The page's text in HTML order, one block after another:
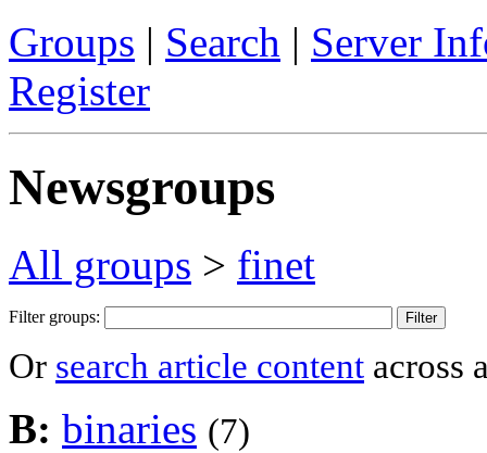
Groups | Search | Server
Register
Newsgroups
All groups > finet
Filter groups:
Or search article content across
B: binaries (7)